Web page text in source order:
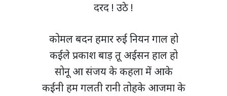
दरद ! उठे !
कोमल बदन हमार रुई नियन गाल हो
कईले प्रकाश बाड़ तू अईसन हाल हो
सोनू आ संजय के कहला में आके
कईनी हम गलती रानी तोहके आजमा के